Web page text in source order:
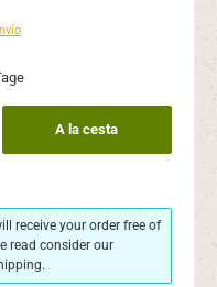
A la cesta
receive your order free of
read consider our